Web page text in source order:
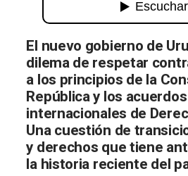
El nuevo gobierno de
dilema de respetar
a los principios de la
República y los acuerdos
internacionales de
Una cuestión de
y derechos que tiene
la historia reciente del